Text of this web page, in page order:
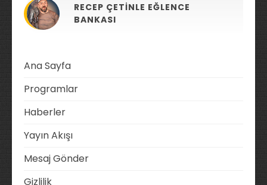
RECEP ÇETINLE EĞLENCE
BANKASI
Ana Sayfa
Programlar
Haberler
Yayın Akışı
Mesaj Gönder
Gizlilik